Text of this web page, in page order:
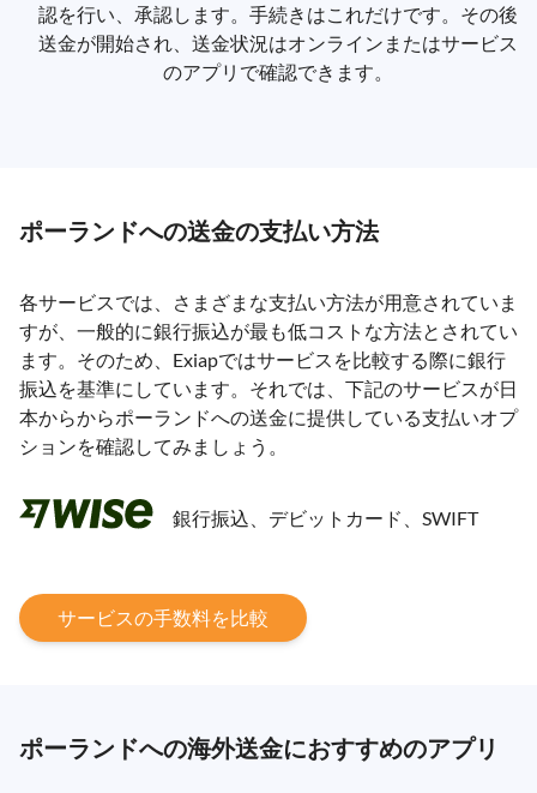
認を行い、承認します。手続きはこれだけです。その後
送金が開始され、送金状況はオンラインまたはサービス
のアプリで確認できます。
ポーランドへの送金の支払い方法
各サービスでは、さまざまな支払い方法が用意されていま
すが、一般的に銀行振込が最も低コストな方法とされてい
ます。そのため、Exiapではサービスを比較する際に銀行
振込を基準にしています。それでは、下記のサービスが日
本からからポーランドへの送金に提供している支払いオプ
ションを確認してみましょう。
銀行振込、デビットカード、SWIFT
サービスの手数料を比較
ポーランドへの海外送金におすすめのアプリ